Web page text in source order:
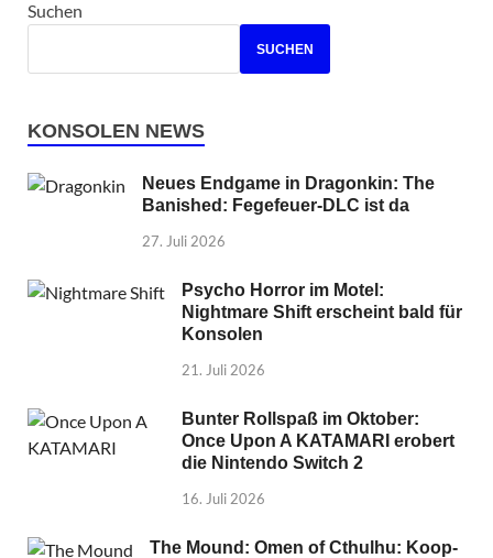
Suchen
SUCHEN
KONSOLEN NEWS
Neues Endgame in Dragonkin: The
Banished: Fegefeuer-DLC ist da
27. Juli 2026
Psycho Horror im Motel:
Nightmare Shift erscheint bald für
Konsolen
21. Juli 2026
Bunter Rollspaß im Oktober:
Once Upon A KATAMARI erobert
die Nintendo Switch 2
16. Juli 2026
The Mound: Omen of Cthulhu: Koop-